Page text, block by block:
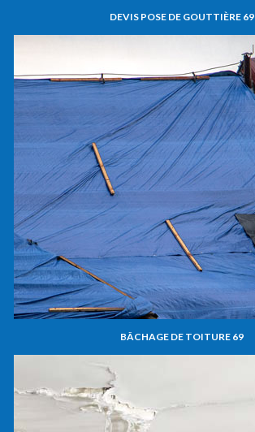
DEVIS POSE DE GOUTTIÈRE 69
BÂCHAGE DE TOITURE 69